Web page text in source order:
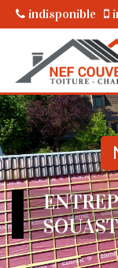
indisponible